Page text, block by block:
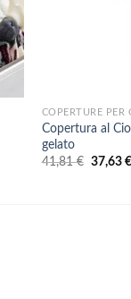
COPERTURE PER
Copertura al
gelato
41,81€ Il
37,63 €